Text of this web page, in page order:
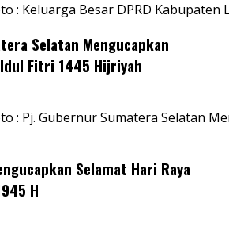
: Keluarga Besar DPRD
Selatan Mengucapkan
Fitri 1445 Hijriyah
: Pj. Gubernur Sumatera Selatan
Selamat Hari Raya
H